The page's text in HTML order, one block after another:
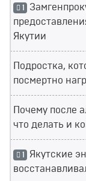
1
Якутии
Подростка,
посмертно
Почему после
что делать и
1 Якутские